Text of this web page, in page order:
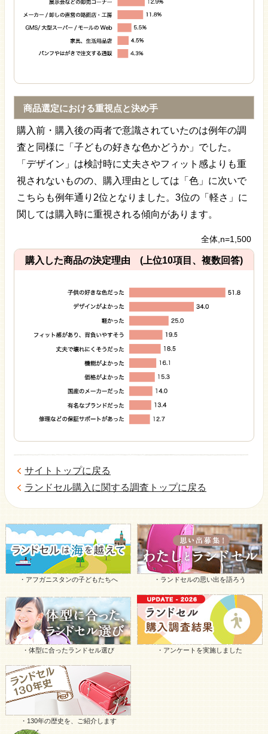
商品選定における重視点と決め手
購入前・購入後の両者で意識されていたのは例年の調
査と同様に「子どもの好きな色かどうか」でした。
「デザイン」は検討時に丈夫さやフィット感よりも重
視されないものの、購入理由としては「色」に次いで
こちらも例年通り2位となりました。3位の「軽さ」に
関しては購入時に重視される傾向があります。
全体,n=1,500
購入した商品の決定理由 (上位10項目、複数回答)
サイトトップに戻る
ランドセル購入に関する調査トップに戻る
・アフガニスタンの子どもたちへ ・ランドセルの思い出を語ろう
・体型に合ったランドセル選び ・アンケートを実施しました
・130年の歴史を、ご紹介します